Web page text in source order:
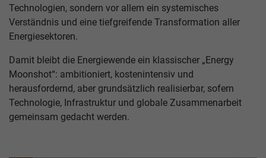
Technologien, sondern vor allem ein systemisches
Verständnis und eine tiefgreifende Transformation aller
Energiesektoren.
Damit bleibt die Energiewende ein klassischer „Energy
Moonshot“: ambitioniert, kostenintensiv und
herausfordernd, aber grundsätzlich realisierbar, sofern
Technologie, Infrastruktur und globale Zusammenarbeit
gemeinsam gedacht werden.